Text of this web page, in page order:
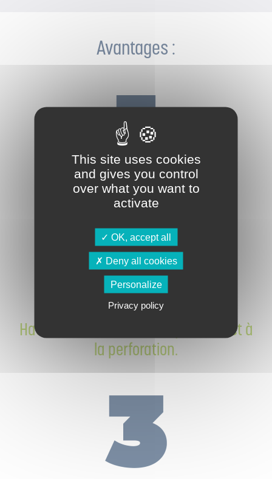
Avantages :
Carton 100 % recyclable.
Haute résistance à la compression et à
la perforation.
This site uses cookies
and gives you control
over what you want to
activate
OK, accept all
Deny all cookies
Personalize
Privacy policy